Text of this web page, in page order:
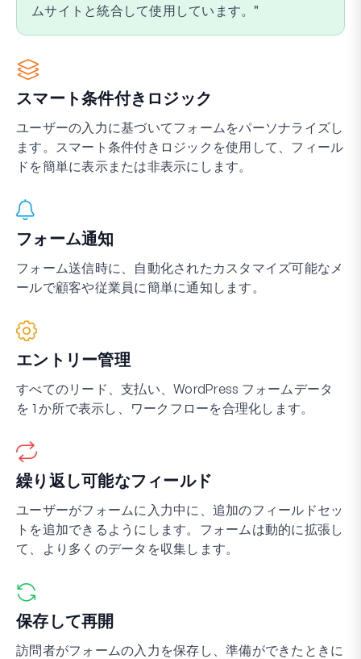
ムサイトと統合して使用しています。
スマート条件付きロジック
ユーザーの入力に基づいてフォームをパーソナライズし
ます。スマート条件付きロジックを使用して、フィール
ドを簡単に表示または非表示にします。
フォーム通知
フォーム送信時に、自動化されたカスタマイズ可能なメ
ールで顧客や従業員に簡単に通知します。
エントリー管理
すべてのリード、支払い、WordPress フォームデータ
を 1 か所で表示し、ワークフローを合理化します。
繰り返し可能なフィールド
ユーザーがフォームに入力中に、追加のフィールドセッ
トを追加できるようにします。フォームは動的に拡張し
て、より多くのデータを収集します。
保存して再開
訪問者がフォームの入力を保存し、準備ができたときに